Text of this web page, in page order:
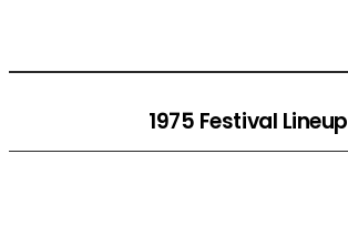
1975 Festival Lineup